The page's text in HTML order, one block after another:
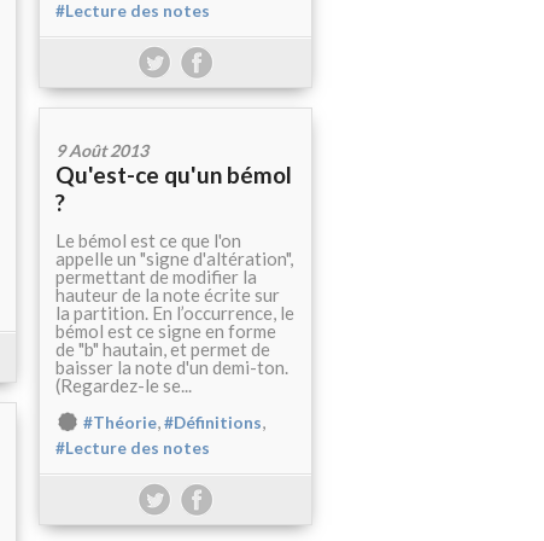
#Lecture des notes
9 Août 2013
Qu'est-ce qu'un bémol
?
Le bémol est ce que l'on
appelle un "signe d'altération",
permettant de modifier la
hauteur de la note écrite sur
la partition. En l’occurrence, le
bémol est ce signe en forme
de "b" hautain, et permet de
baisser la note d'un demi-ton.
(Regardez-le se...
#Théorie,#Définitions,
#Lecture des notes